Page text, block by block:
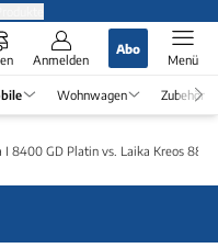
Anmelden
Abo
Menü
Wohnwagen Zubehör
8400 GD Platin vs. Laika Kreos 8809